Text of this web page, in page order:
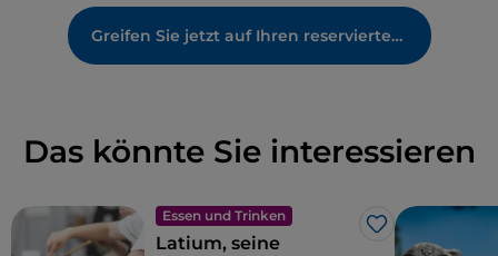
Greifen Sie jetzt auf Ihren reservierten Bereich zu
Das könnte Sie interessieren
Essen und Trinken
Like
Latium, seine